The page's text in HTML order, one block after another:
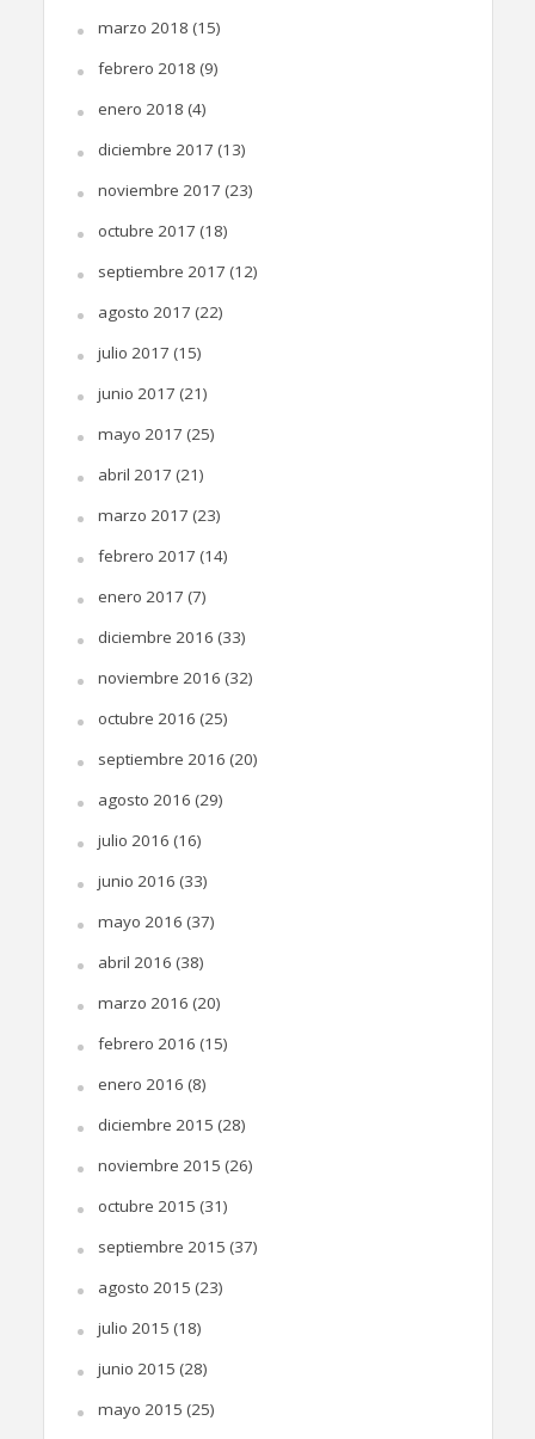
marzo 2018 (15)
febrero 2018 (9)
enero 2018 (4)
diciembre 2017 (13)
noviembre 2017 (23)
octubre 2017 (18)
septiembre 2017 (12)
agosto 2017 (22)
julio 2017 (15)
junio 2017 (21)
mayo 2017 (25)
abril 2017 (21)
marzo 2017 (23)
febrero 2017 (14)
enero 2017 (7)
diciembre 2016 (33)
noviembre 2016 (32)
octubre 2016 (25)
septiembre 2016 (20)
agosto 2016 (29)
julio 2016 (16)
junio 2016 (33)
mayo 2016 (37)
abril 2016 (38)
marzo 2016 (20)
febrero 2016 (15)
enero 2016 (8)
diciembre 2015 (28)
noviembre 2015 (26)
octubre 2015 (31)
septiembre 2015 (37)
agosto 2015 (23)
julio 2015 (18)
junio 2015 (28)
mayo 2015 (25)